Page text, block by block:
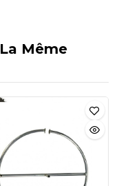
Même